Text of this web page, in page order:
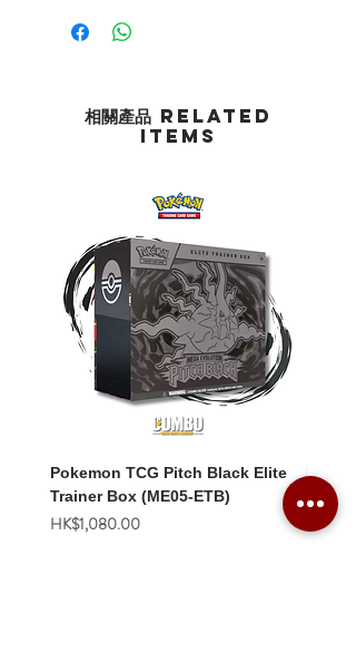
相關產品 Related
Items
Pokemon TCG Pitch Black Elite
Trainer Box (ME05-ETB)
價格
HK$1,080.00 價格